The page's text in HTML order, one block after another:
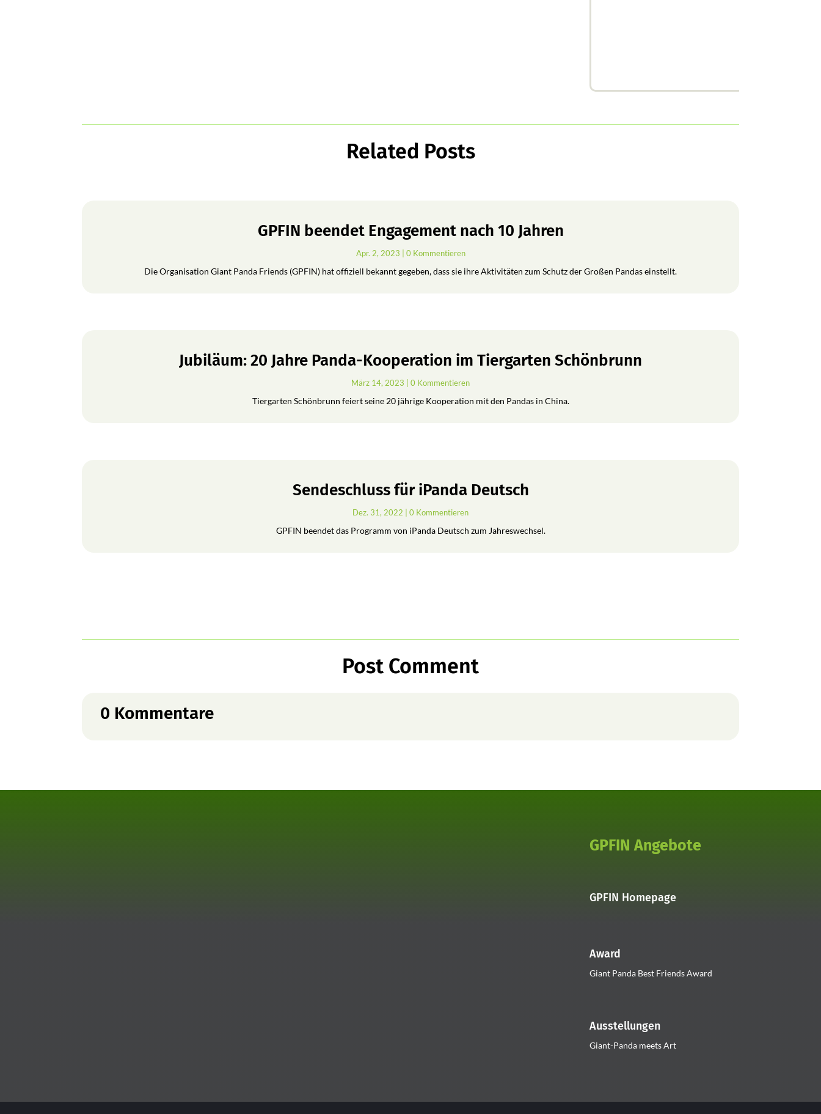
Related Posts
GPFIN beendet Engagement nach 10 Jahren
Apr. 2, 2023 | 0 Kommentieren
Die Organisation Giant Panda Friends (GPFIN) hat offiziell bekannt gegeben, dass sie ihre Aktivitäten zum Schutz der Großen Pandas einstellt.
Jubiläum: 20 Jahre Panda-Kooperation im Tiergarten Schönbrunn
März 14, 2023 | 0 Kommentieren
Tiergarten Schönbrunn feiert seine 20 jährige Kooperation mit den Pandas in China.
Sendeschluss für iPanda Deutsch
Dez. 31, 2022 | 0 Kommentieren
GPFIN beendet das Programm von iPanda Deutsch zum Jahreswechsel.
Post Comment
0 Kommentare
GPFIN Angebote
GPFIN Homepage
Award
Giant Panda Best Friends Award
Ausstellungen
Giant-Panda meets Art